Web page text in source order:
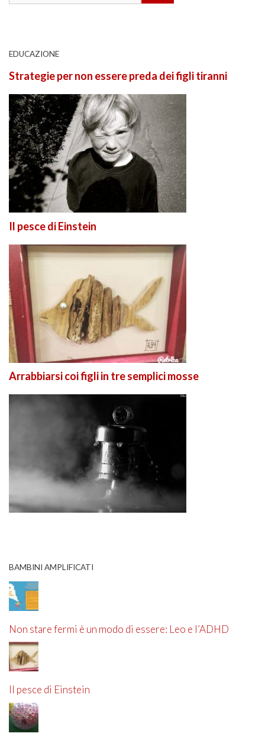
EDUCAZIONE
Strategie per non essere preda dei figli tiranni
Il pesce di Einstein
Arrabbiarsi coi figli in tre semplici mosse
BAMBINI AMPLIFICATI
Non stare fermi è un modo di essere: Leo e l’ADHD
Il pesce di Einstein